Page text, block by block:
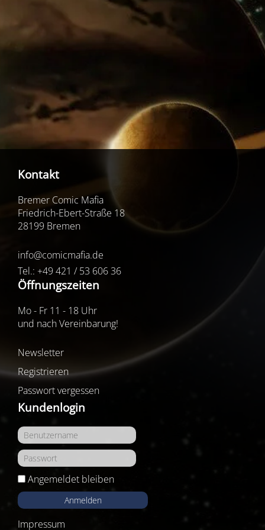
Kontakt
Bremer Comic Mafia
Friedrich-Ebert-Straße 18
28199 Bremen
info@comicmafia.de
Tel.: +49 421 / 53 606 36
Öffnungszeiten
Mo - Fr 11 - 18 Uhr
und nach Vereinbarung!
Newsletter
Registrieren
Passwort vergessen
Kundenlogin
Angemeldet bleiben
Anmelden
Impressum